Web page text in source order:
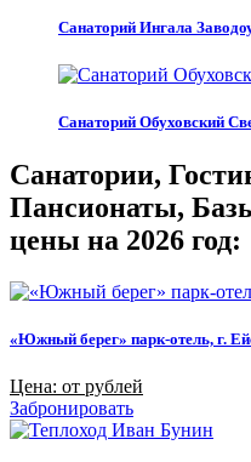
Санаторий Ингала
Санаторий Обуховский
Санатории,
Пансионаты,
цены на 2026 год:
«Южный берег» парк-отель, г.
Цена: от рублей
Забронировать